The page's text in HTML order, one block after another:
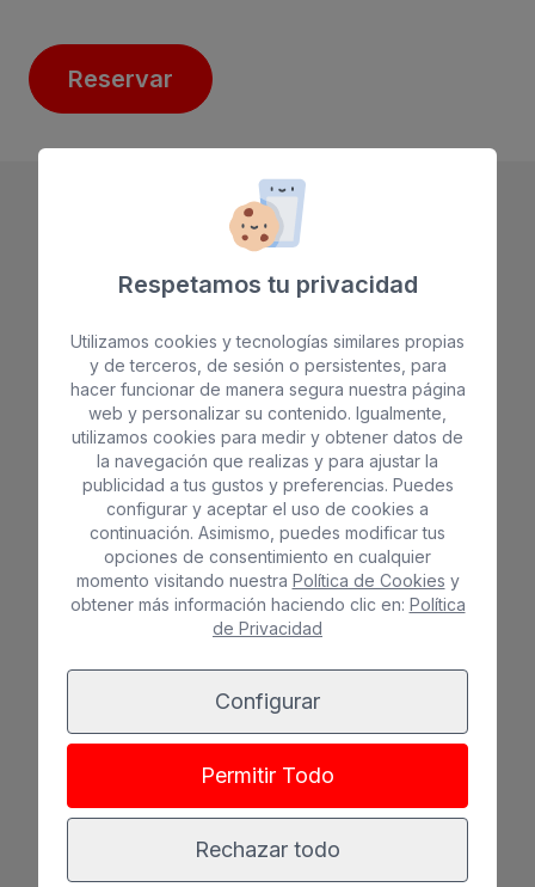
Reservar
RESERVA 100% SEGURA
REDES SOCIALES
HOTELES
Respetamos tu privacidad
Utilizamos cookies y tecnologías similares propias
y de terceros, de sesión o persistentes, para
hacer funcionar de manera segura nuestra página
web y personalizar su contenido. Igualmente,
utilizamos cookies para medir y obtener datos de
la navegación que realizas y para ajustar la
publicidad a tus gustos y preferencias. Puedes
configurar y aceptar el uso de cookies a
continuación. Asimismo, puedes modificar tus
opciones de consentimiento en cualquier
momento visitando nuestra Política de Cookies y
obtener más información haciendo clic en: Política
de Privacidad
Configurar
Permitir Todo
Rechazar todo